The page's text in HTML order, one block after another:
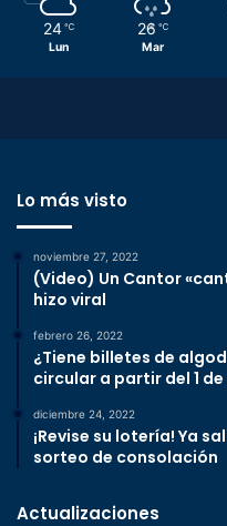
24 ℃
Lun
26 ℃
Mar
Lo más visto
noviembre 27, 2022
(Video) Un Cantor
hizo viral
febrero 26, 2022
¿Tiene billetes de
circular a partir del 1
diciembre 24, 2022
¡Revise su lotería! Ya
sorteo de consolación
Actualizaciones